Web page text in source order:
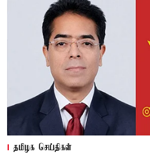
தமிழக செய்திகள்